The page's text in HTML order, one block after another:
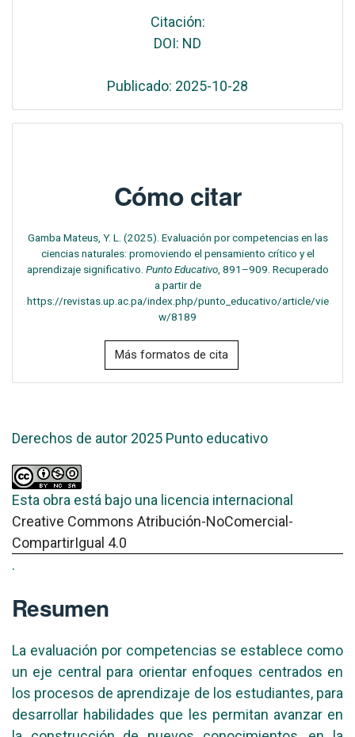
Citación:
DOI: ND
Publicado: 2025-10-28
Cómo citar
Gamba Mateus, Y. L. (2025). Evaluación por competencias en las
ciencias naturales: promoviendo el pensamiento crítico y el
aprendizaje significativo. Punto Educativo, 891–909. Recuperado
a partir de
https://revistas.up.ac.pa/index.php/punto_educativo/article/vie
w/8189
Más formatos de cita
Derechos de autor 2025 Punto educativo
Esta obra está bajo una licencia internacional
Creative Commons Atribución-NoComercial-
CompartirIgual 4.0
.
Resumen
La evaluación por competencias se establece como
un eje central para orientar enfoques centrados en
los procesos de aprendizaje de los estudiantes, para
desarrollar habilidades que les permitan avanzar en